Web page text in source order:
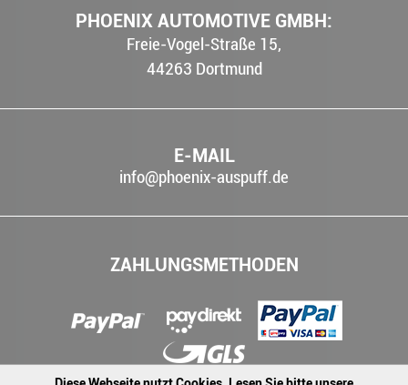
PHOENIX AUTOMOTIVE GMBH:
Freie-Vogel-Straße 15,
44263 Dortmund
E-MAIL
info@phoenix-auspuff.de
ZAHLUNGSMETHODEN